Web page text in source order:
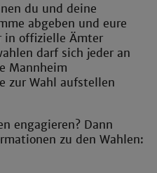
du und deine
abgeben und eure
in offizielle Ämter
darf sich jeder an
Mannheim
zur Wahl aufstellen
engagieren? Dann
zu den Wahlen: